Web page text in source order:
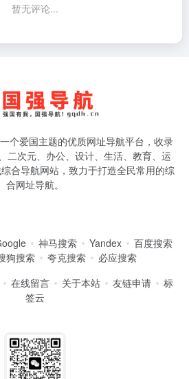
暂无评论...
个爱国主题的优质网址导航平台，收录
二次元、办公、设计、生活、教育、运
合导航网站，致力于打造全民常用的综
合网址导航。
神马搜索 Yandex
百度搜索
狗搜索 夸克搜索
必应搜索
在线留言 关于本站 友链申请
标
签云